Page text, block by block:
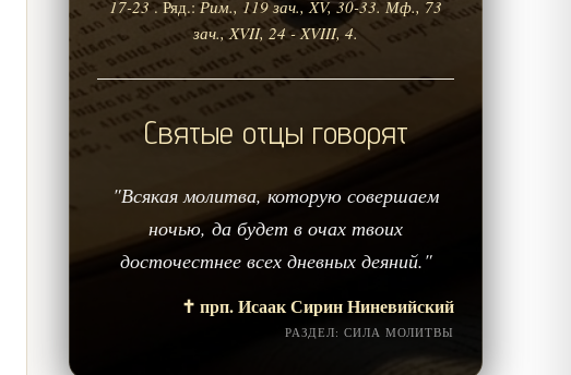
17-23 . Ряд.:Рим., 119 зач., XV, 30-33. Мф., 73
зач., XVII, 24 - XVIII, 4.
Святые отцы говорят
"Всякая молитва, которую совершаем
ночью, да будет в очах твоих
досточестнее всех дневных деяний."
✝️ прп. Исаак Сирин Ниневийский
РАЗДЕЛ: СИЛА МОЛИТВЫ